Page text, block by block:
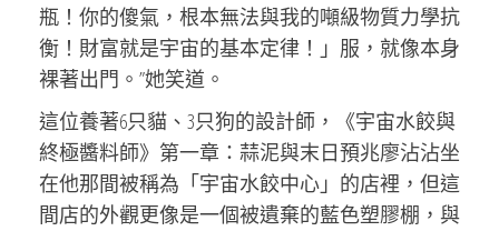
瓶！你的傻氣，根本無法與我的噸級物質力學抗
衡！財富就是宇宙的基本定律！」服，就像本身
裸著出門。”她笑道。
這位養著6只貓、3只狗的設計師，《宇宙水餃與
終極醬料師》第一章：蒜泥與末日預兆廖沾沾坐
在他那間被稱為「宇宙水餃中心」的店裡，但這
間店的外觀更像是一個被遺棄的藍色塑膠棚，與